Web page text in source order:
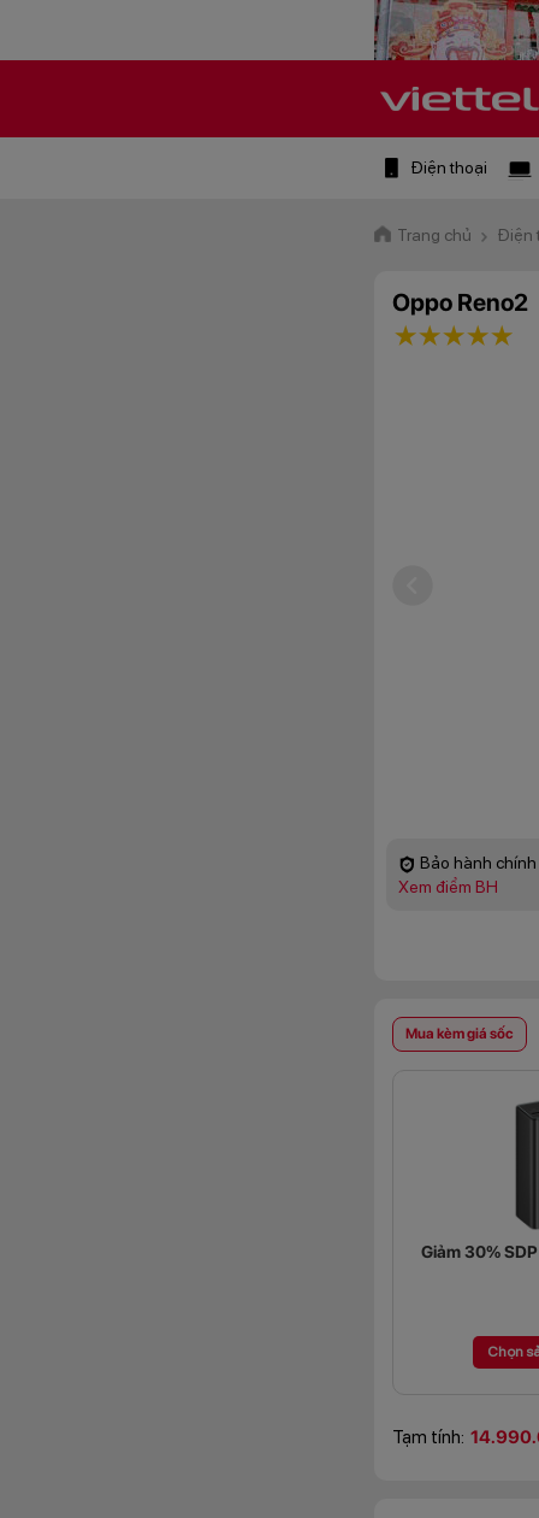
Điện thoại
Trang chủ Điện
Oppo Reno2
4
3 stars
2 stars
1 star
Bảo hành
Xem điểm BH
Mua kèm giá sốc
Giảm 30%
Chọn
Tạm tính: